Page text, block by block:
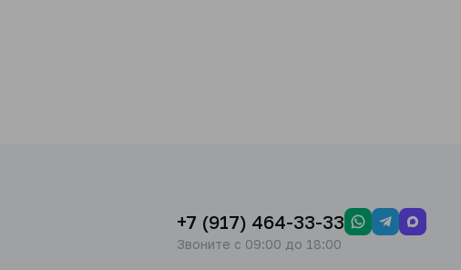
+7 (917) 464-33-33
Звоните с 09:00 до 18:00